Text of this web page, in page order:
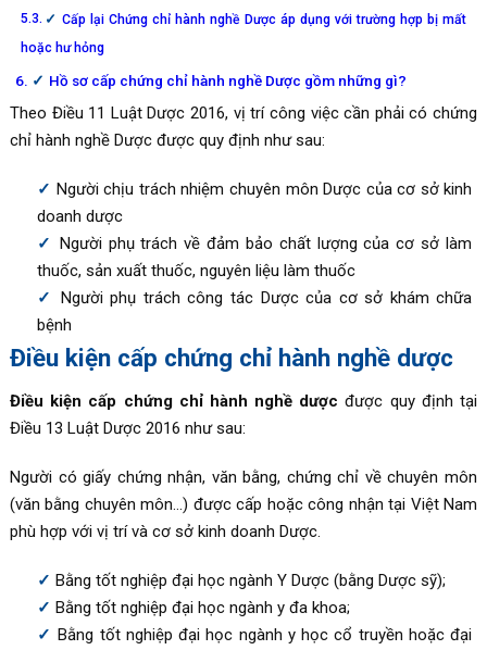
Cấp lại Chứng chỉ hành nghề Dược áp dụng với trường hợp bị mất
hoặc hư hỏng
Hồ sơ cấp chứng chỉ hành nghề Dược gồm những gì?
Theo Điều 11 Luật Dược 2016, vị trí công việc cần phải có chứng
chỉ hành nghề Dược được quy định như sau:
Người chịu trách nhiệm chuyên môn Dược của cơ sở kinh
doanh dược
Người phụ trách về đảm bảo chất lượng của cơ sở làm
thuốc, sản xuất thuốc, nguyên liệu làm thuốc
Người phụ trách công tác Dược của cơ sở khám chữa
bệnh
Điều kiện cấp chứng chỉ hành nghề dược
Điều kiện cấp chứng chỉ hành nghề dược được quy định tại
Điều 13 Luật Dược 2016 như sau:
Người có giấy chứng nhận, văn bằng, chứng chỉ về chuyên môn
(văn bằng chuyên môn…) được cấp hoặc công nhận tại Việt Nam
phù hợp với vị trí và cơ sở kinh doanh Dược.
Bằng tốt nghiệp đại học ngành Y Dược (bằng Dược sỹ);
Bằng tốt nghiệp đại học ngành y đa khoa;
Bằng tốt nghiệp đại học ngành y học cổ truyền hoặc đại